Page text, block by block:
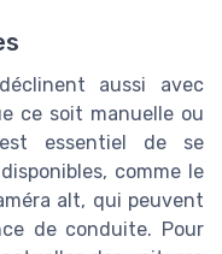
aussi avec
ce soit manuelle ou
essentiel de se
comme le
alt, qui peuvent
de conduite. Pour